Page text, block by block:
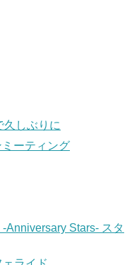
久しぶりに
ーティング
Anniversary Stars- スタ